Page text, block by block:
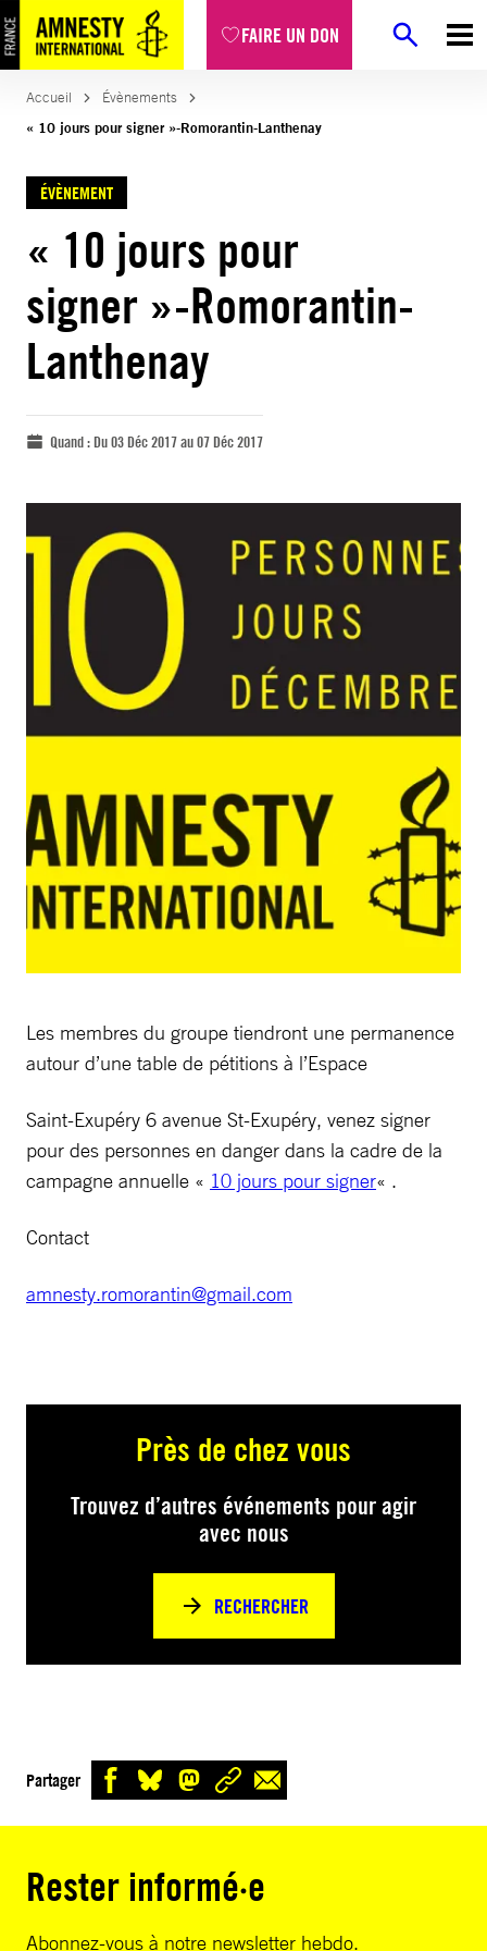
FAIRE UN DON
Accueil
Évènements
« 10 jours pour signer »-Romorantin-Lanthenay
ÉVÈNEMENT
« 10 jours pour
signer »-Romorantin-
Lanthenay
Quand :Du 03 Déc 2017 au 07 Déc 2017
Les membres du groupe tiendront une permanence
autour d’une table de pétitions à l’Espace
Saint-Exupéry 6 avenue St-Exupéry, venez signer
pour des personnes en danger dans la cadre de la
campagne annuelle « 10 jours pour signer« .
Contact
amnesty.romorantin@gmail.com
Près de chez vous
Trouvez d’autres événements pour agir
avec nous
RECHERCHER
Partager
Rester informé·e
Abonnez-vous à notre newsletter hebdo.